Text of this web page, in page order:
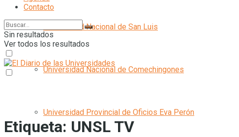
Universidad Nacional de San Luis
Universidad Nacional de Comechingones
Universidad Provincial de Oficios Eva Perón
Contacto
Sin resultados
Ver todos los resultados
Etiqueta: UNSL TV